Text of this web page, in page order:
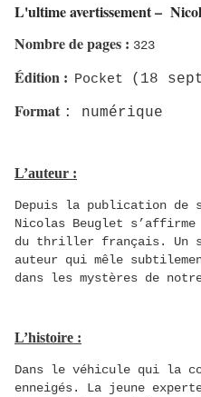
L'ultime avertissement –
Nombre de pages : 323
Édition : Pocket (18
Format : numérique
L’auteur :
Depuis la publication de
Nicolas Beuglet s’affirme
du thriller français. Un
auteur qui mêle
dans les mystères de
L’histoire :
Dans le véhicule qui la
enneigés. La jeune